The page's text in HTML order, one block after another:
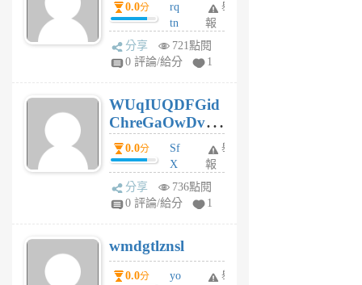
0.0分
rq
tn
jt
gl
個
月
前
舉
報
分享
721點閱
0 評論/給分
1
WUqIUQDFGid
ChreGaOwDv
dY0.0分
Sf
X
Pe
Jc
R
P
m
舉
報
分享
736點閱
0 評論/給分
1
wmdgtlznsl
0.0分
yo
舉